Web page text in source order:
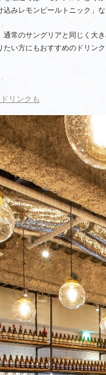
込みレモンピールトニック」
通常のサングリアと同じく大
い方にもおすすめのドリンク
リンクも